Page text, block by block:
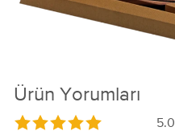
Ürün Yorumları
5.0